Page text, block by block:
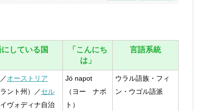
している国
「こんにち
は」
言語系統
／オーストリア
ント州）／セル
イヴォディナ自治
Jó napot
（ヨー ナポ
ト）
ウラル語族・フィ
ン・ウゴル語派